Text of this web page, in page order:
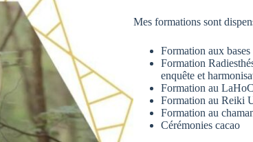
Mes formations sont
Formation aux bases
Formation
enquête et
Formation au
Formation au Reiki
Formation au
Cérémonies cacao